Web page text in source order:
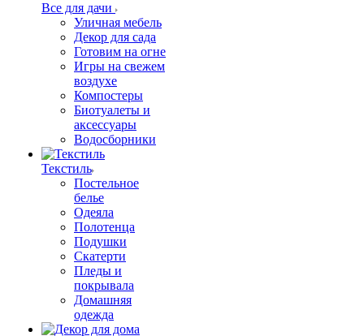
Все для дачи
Уличная мебель
Декор для сада
Готовим на огне
Игры на свежем
воздухе
Компостеры
Биотуалеты и
аксессуары
Водосборники
Текстиль
Постельное
белье
Одеяла
Полотенца
Подушки
Скатерти
Пледы и
покрывала
Домашняя
одежда